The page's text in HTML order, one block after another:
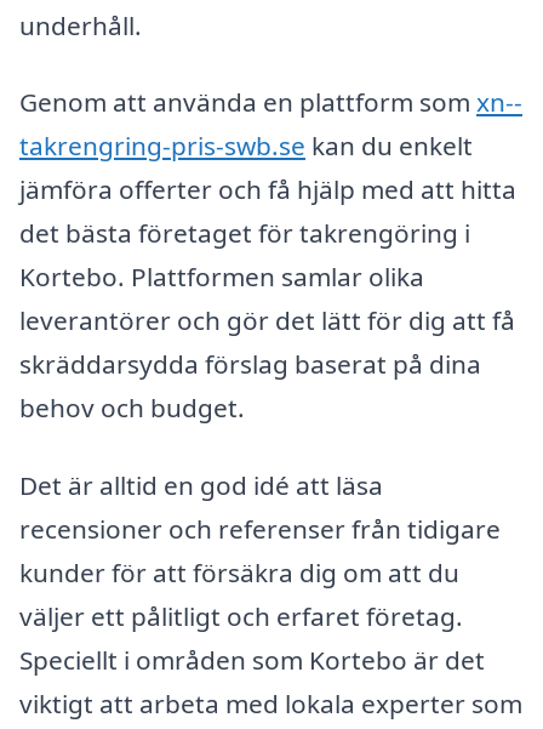
underhåll.
Genom att använda en plattform som xn--
takrengring-pris-swb.se kan du enkelt
jämföra offerter och få hjälp med att hitta
det bästa företaget för takrengöring i
Kortebo. Plattformen samlar olika
leverantörer och gör det lätt för dig att få
skräddarsydda förslag baserat på dina
behov och budget.
Det är alltid en god idé att läsa
recensioner och referenser från tidigare
kunder för att försäkra dig om att du
väljer ett pålitligt och erfaret företag.
Speciellt i områden som Kortebo är det
viktigt att arbeta med lokala experter som